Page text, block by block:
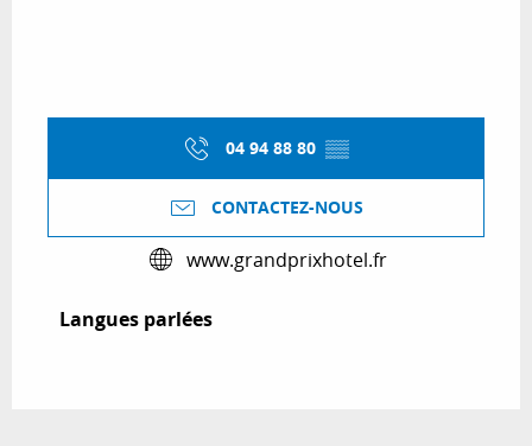
04 94 88 80 ▒▒
CONTACTEZ-NOUS
www.grandprixhotel.fr
Langues parlées
Langues parlées